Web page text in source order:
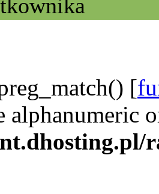
[
alphanumeric